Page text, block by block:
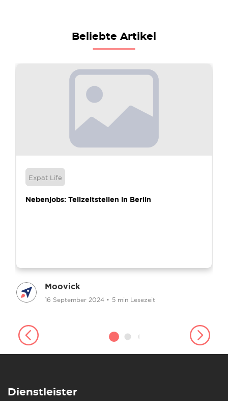
Beliebte Artikel
Expat Life
Nebenjobs: Teilzeitstellen in Berlin
Moovick
16 September 2024 • 5 min Lesezeit
Dienstleister